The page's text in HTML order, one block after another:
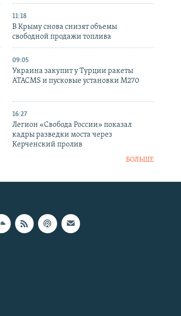
11:18
В Крыму снова снизят объемы
свободной продажи топлива
09:05
Украина закупит у Турции ракеты
ATACMS и пусковые установки M270
16:27
Легион «Свобода России» показал
кадры разведки моста через
Керченский пролив
БОЛЬШЕ